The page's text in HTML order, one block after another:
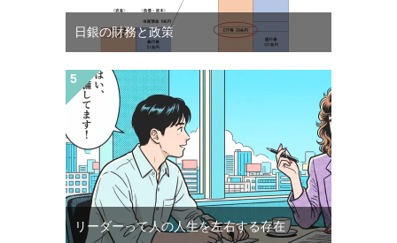
日銀の財務と政策
リーダーって人の人生を左右する存在